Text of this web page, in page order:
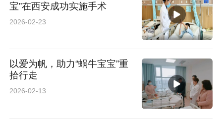
宝”在西安成功实施手术
2026-02-23
以爱为帆，助力“蜗牛宝宝”重
拾行走
2026-02-13